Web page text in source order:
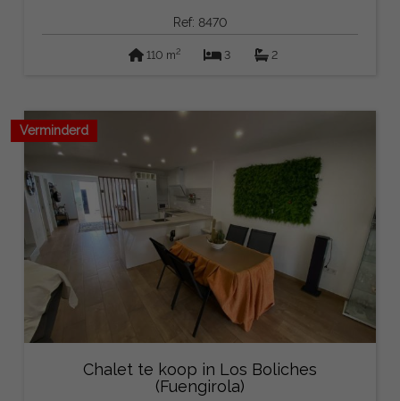
Ref: 8470
110 m2 3 2
Verminderd
Chalet te koop in Los Boliches
(Fuengirola)